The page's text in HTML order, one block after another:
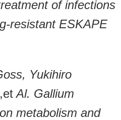
of infections
resistant ESKAPE
Yukihiro
,etAl. Gallium
metabolism and